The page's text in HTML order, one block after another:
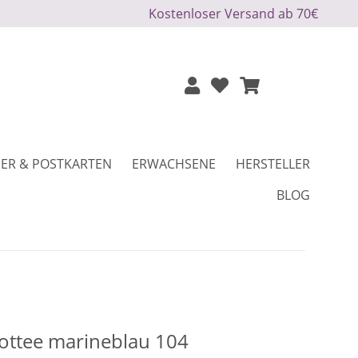
Kostenloser Versand ab 70€
& POSTKARTEN ERWACHSENE
HERSTELLER
BLOG
marineblau 104